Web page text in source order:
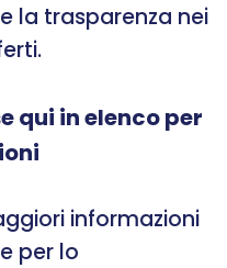
la trasparenza nei
qui in elenco per
informazioni
per lo